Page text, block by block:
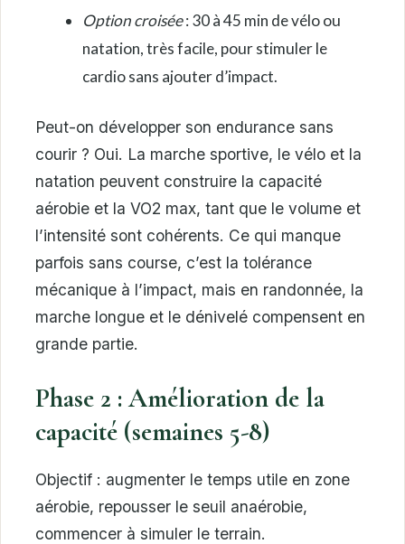
Option croisée: 30 à 45 min de vélo ou
natation, très facile, pour stimuler le
cardio sans ajouter d’impact.
Peut-on développer son endurance sans
courir ? Oui. La marche sportive, le vélo et la
natation peuvent construire la capacité
aérobie et la VO2 max, tant que le volume et
l’intensité sont cohérents. Ce qui manque
parfois sans course, c’est la tolérance
mécanique à l’impact, mais en randonnée, la
marche longue et le dénivelé compensent en
grande partie.
Phase 2 : Amélioration de la
capacité (semaines 5-8)
Objectif : augmenter le temps utile en zone
aérobie, repousser le seuil anaérobie,
commencer à simuler le terrain.